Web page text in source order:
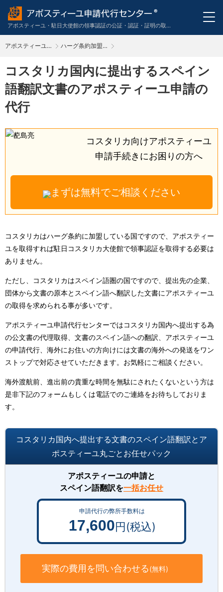
アポスティーユ・駐日大使館の領事認証の公証・認証・証明の取得申請代行のワンストップサービス。英語・スペイン語・中国語・ドイツ語・フランス語・イタリア語・韓国語の翻訳も代行。
アポスティーユ申請代行センター TOP
ハーグ条約加盟主要国に提出する書類の外務省アポスティーユの申請代行
コスタリカ国内に提出するスペイン
語翻訳文書のアポスティーユ申請の
代行
コスタリカ向けアポスティーユ
申請手続きにお困りの方へ
まずは無料でご相談ください
コスタリカはハーグ条約に加盟している国ですので、アポスティー
ユを取得すれば駐日コスタリカ大使館で領事認証を取得する必要は
ありません。
ただし、コスタリカはスペイン語圏の国ですので、提出先の企業、
団体から文書の原本とスペイン語へ翻訳した文書にアポスティーユ
の取得を求められる事が多いです。
アポスティーユ申請代行センターではコスタリカ国内へ提出する為
の公文書の代理取得、文書のスペイン語への翻訳、アポスティーユ
の申請代行、海外にお住いの方向けには文書の海外への発送をワン
ストップで対応させていただきます。お気軽にご相談ください。
海外渡航前、進出前の貴重な時間を無駄にされたくないという方は
是非下記のフォームもしくは電話でのご連絡をお待ちしておりま
す。
コスタリカ国内へ提出する文書のスペイン語翻訳と ア
ポスティーユ丸ごとお任せパック
アポスティーユの申請と
スペイン語翻訳を一括お任せ
申請代行の弊所手数料は
17,600円(税込)
実際の費用を問い合わせる(無料)